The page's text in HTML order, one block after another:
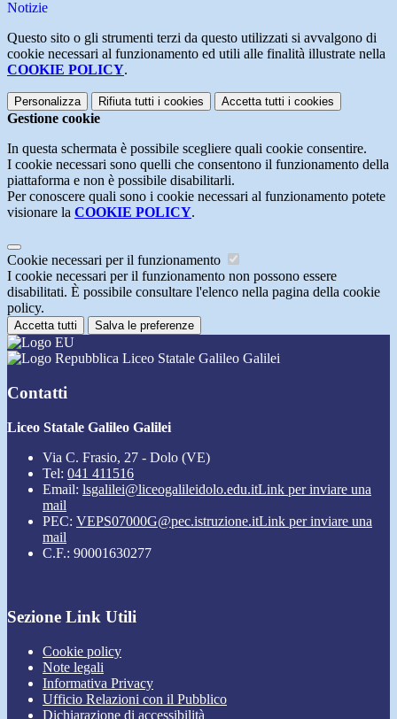
Notizie
Questo sito o gli strumenti terzi da questo utilizzati si avvalgono di
cookie necessari al funzionamento ed utili alle finalità illustrate nella
COOKIE POLICY.
Personalizza Rifiuta tutti i cookies Accetta tutti i cookies
Gestione cookie
In questa schermata è possibile scegliere quali cookie consentire.
I cookie necessari sono quelli che consentono il funzionamento della
piattaforma e non è possibile disabilitarli.
Per conoscere quali sono i cookie necessari al funzionamento potete
visionare la COOKIE POLICY.
Cookie necessari per il funzionamento
I cookie necessari per il funzionamento non possono essere
disabilitati. È possibile consultare l'elenco nella pagina della cookie
policy.
Accetta tutti Salva le preferenze
Liceo Statale Galileo Galilei
Contatti
Liceo Statale Galileo Galilei
Via C. Frasio, 27 - Dolo (VE)
Tel: 041 411516
Email: lsgalilei@liceogalileidolo.edu.itLink per inviare una
mail
PEC: VEPS07000G@pec.istruzione.itLink per inviare una
mail
C.F.: 90001630277
Sezione Link Utili
Cookie policy
Note legali
Informativa Privacy
Ufficio Relazioni con il Pubblico
Dichiarazione di accessibilità